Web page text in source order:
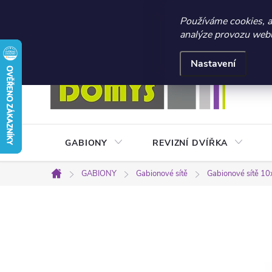
☀️ LETNÍ AKCE
Používáme cookies,
analýze provozu
Nastavení
Přejít
na
obsah
Obchodní podmínky
GABIONY REVIZNÍ DVÍŘKA
Domů
GABIONY Gabionové sítě Gabionové sítě